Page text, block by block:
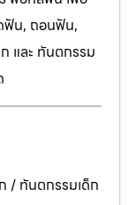
ฟัน, ถอนฟัน,
และ ทันตกรรม
/ ทันตกรรมเด็ก